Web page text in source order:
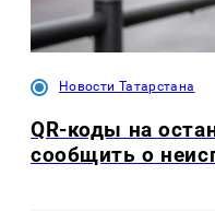
Новости Татарстана
QR-коды на
сообщить о